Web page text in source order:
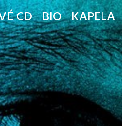
CD BIO KAPELA